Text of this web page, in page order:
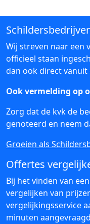
Wij streven naar een
officieel staan
dan ook direct vanuit
Ook vermelding op
Zorg dat de kvk de
genoteerd en neem
Groeien als
Offertes
Bij het vinden van
vergelijken van
vergelijkingsservice
minuten